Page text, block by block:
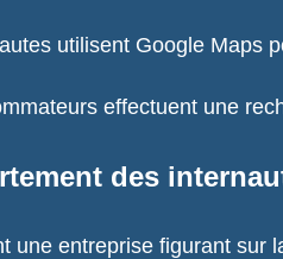
utilisent Google Maps
effectuent une
des
une entreprise figurant sur